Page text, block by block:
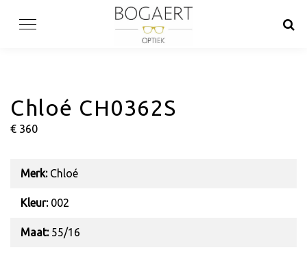
Chloé CH0362S
€ 360
Merk:Chloé
Kleur:002
Maat:55/16